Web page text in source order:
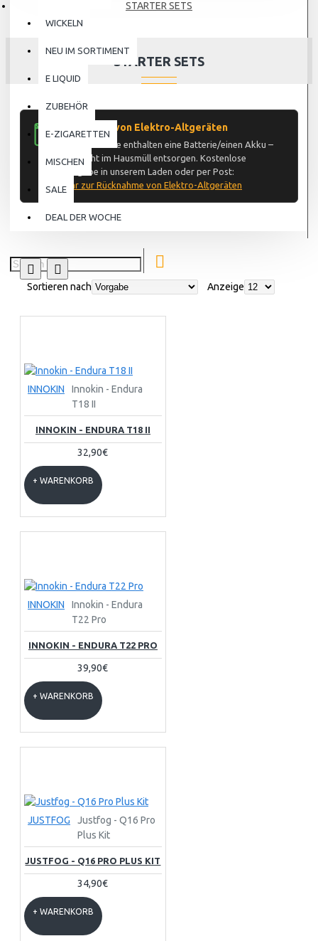
WICKELN
NEU IM SORTIMENT
E LIQUID
ZUBEHÖR
E-ZIGARETTEN
MISCHEN
SALE
DEAL DER WOCHE
STARTER SETS
STARTER SETS
Rücknahme von Elektro-Altgeräten
Diese Produkte enthalten eine Batterie/einen Akku –
bitte nicht im Hausmüll entsorgen. Kostenlose
Rückgabe in unserem Laden oder per Post:
mehr zur Rücknahme von Elektro-Altgeräten
Sortieren nach Anzeige
INNOKIN
Innokin - Endura
T18 II
INNOKIN - ENDURA T18 II
32,90€
+ WARENKORB
INNOKIN
Innokin - Endura
T22 Pro
INNOKIN - ENDURA T22 PRO
39,90€
+ WARENKORB
JUSTFOG
Justfog - Q16 Pro
Plus Kit
JUSTFOG - Q16 PRO PLUS KIT
34,90€
+ WARENKORB